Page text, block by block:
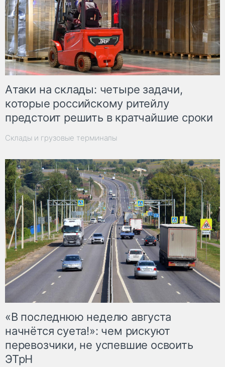
Атаки на склады: четыре задачи,
которые российскому ритейлу
предстоит решить в кратчайшие сроки
Склады и грузовые терминалы
«В последнюю неделю августа
начнётся суета!»: чем рискуют
перевозчики, не успевшие освоить
ЭТрН